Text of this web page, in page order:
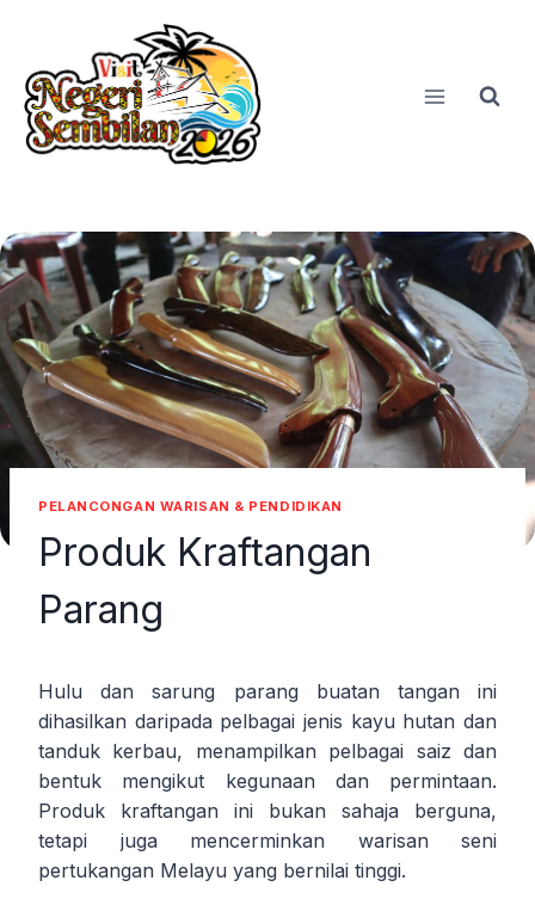
content
PELANCONGAN WARISAN & PENDIDIKAN
Produk Kraftangan
Parang
Hulu dan sarung parang buatan tangan ini
dihasilkan daripada pelbagai jenis kayu hutan dan
tanduk kerbau, menampilkan pelbagai saiz dan
bentuk mengikut kegunaan dan permintaan.
Produk kraftangan ini bukan sahaja berguna,
tetapi juga mencerminkan warisan seni
pertukangan Melayu yang bernilai tinggi.